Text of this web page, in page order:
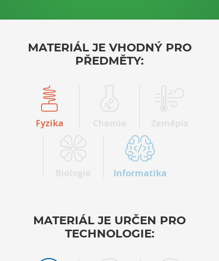
MATERIÁL JE VHODNÝ PRO
PŘEDMĚTY:
Fyzika
Informatika
MATERIÁL JE URČEN PRO
TECHNOLOGIE: